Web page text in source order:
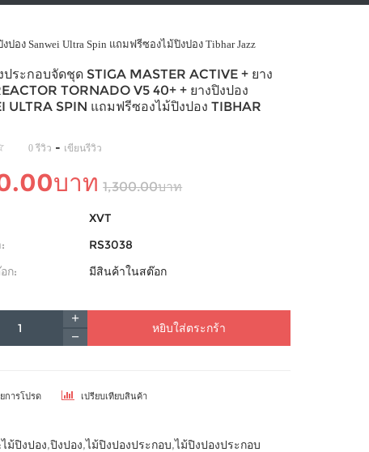
ปอง Sanwei Ultra Spin แถมฟรีซองไม้ปิงปอง Tibhar Jazz
ประกอบจัดชุด STIGA MASTER ACTIVE + ยาง
TORNADO V5 40+ + ยางปิงปอง
ULTRA SPIN แถมฟรีซองไม้ปิงปอง TIBHAR
0 รีวิว - เขียนรีวิว
บาท 1,300.00บาท
XVT
RS3038
ก:
มีสินค้าในสต๊อก
หยิบใส่ตระกร้า
การโปรด เปรียบเทียบสินค้า
ไม้ปิงปอง,ปิงปอง,ไม้ปิงปองประกอบ,ไม้ปิงปองประกอบ